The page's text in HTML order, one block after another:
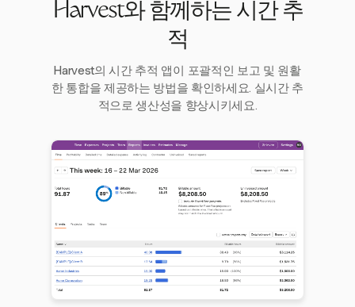
Harvest와 함께하는 시간 추
적
Harvest의 시간 추적 앱이 포괄적인 보고 및 원활
한 통합을 제공하는 방법을 확인하세요. 실시간 추
적으로 생산성을 향상시키세요.